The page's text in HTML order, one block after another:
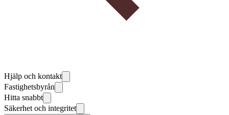
Hjälp och kontakt
Fastighetsbyrån
Hitta snabbt
Säkerhet och integritet